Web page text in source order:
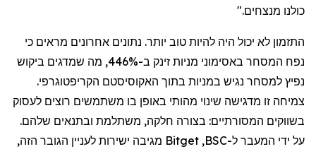
כולנו מנצחים."
התזמון לא יכול היה להיות טוב יותר. נתונים אחרונים מראים כי
נפח המסחר באסימוני מניות זינק ב-446%, מה שמדגים ביקוש
נפיץ למסחר נגיש במניות בתוך האקוסיסטם הקריפטוגרפי.
צמיחה זו מדגישה שינוי מהותי באופן בו משתמשים רוצים לעסוק
בשווקים המסורתיים: בצורה חלקה, משתלמת ובתנאים שלהם.
על ידי המעבר ל-BSC
,
Bitget מגיבה ישירות לעניין הגובר הזה,